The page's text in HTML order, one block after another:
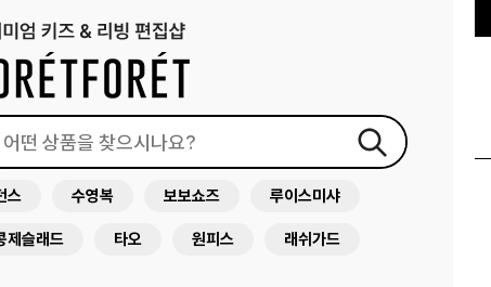
스 수영복 보보쇼즈 루이스미샤
제슬래드 타오 원피스 래쉬가드